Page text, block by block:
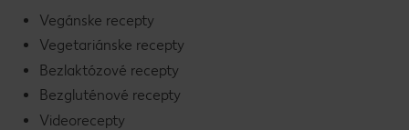
Vegánske recepty
Vegetariánske recepty
Bezlaktózové recepty
Bezgluténové recepty
Videorecepty